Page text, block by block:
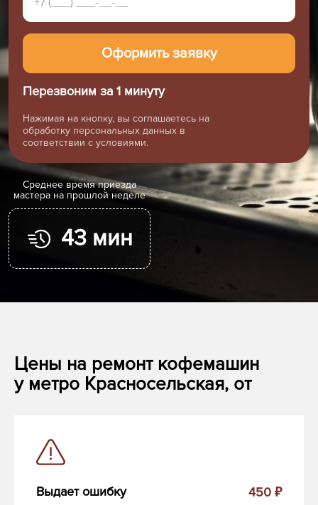
Перезвоним за 1 минуту
Нажимая на кнопку, вы соглашаетесь на
обработку персональных данных в
соответствии с условиями.
Cреднее время приезда
мастера на прошлой неделе
43 мин
Цены на ремонт кофемашин
у метро Красносельская, от
Выдает ошибку 450 ₽